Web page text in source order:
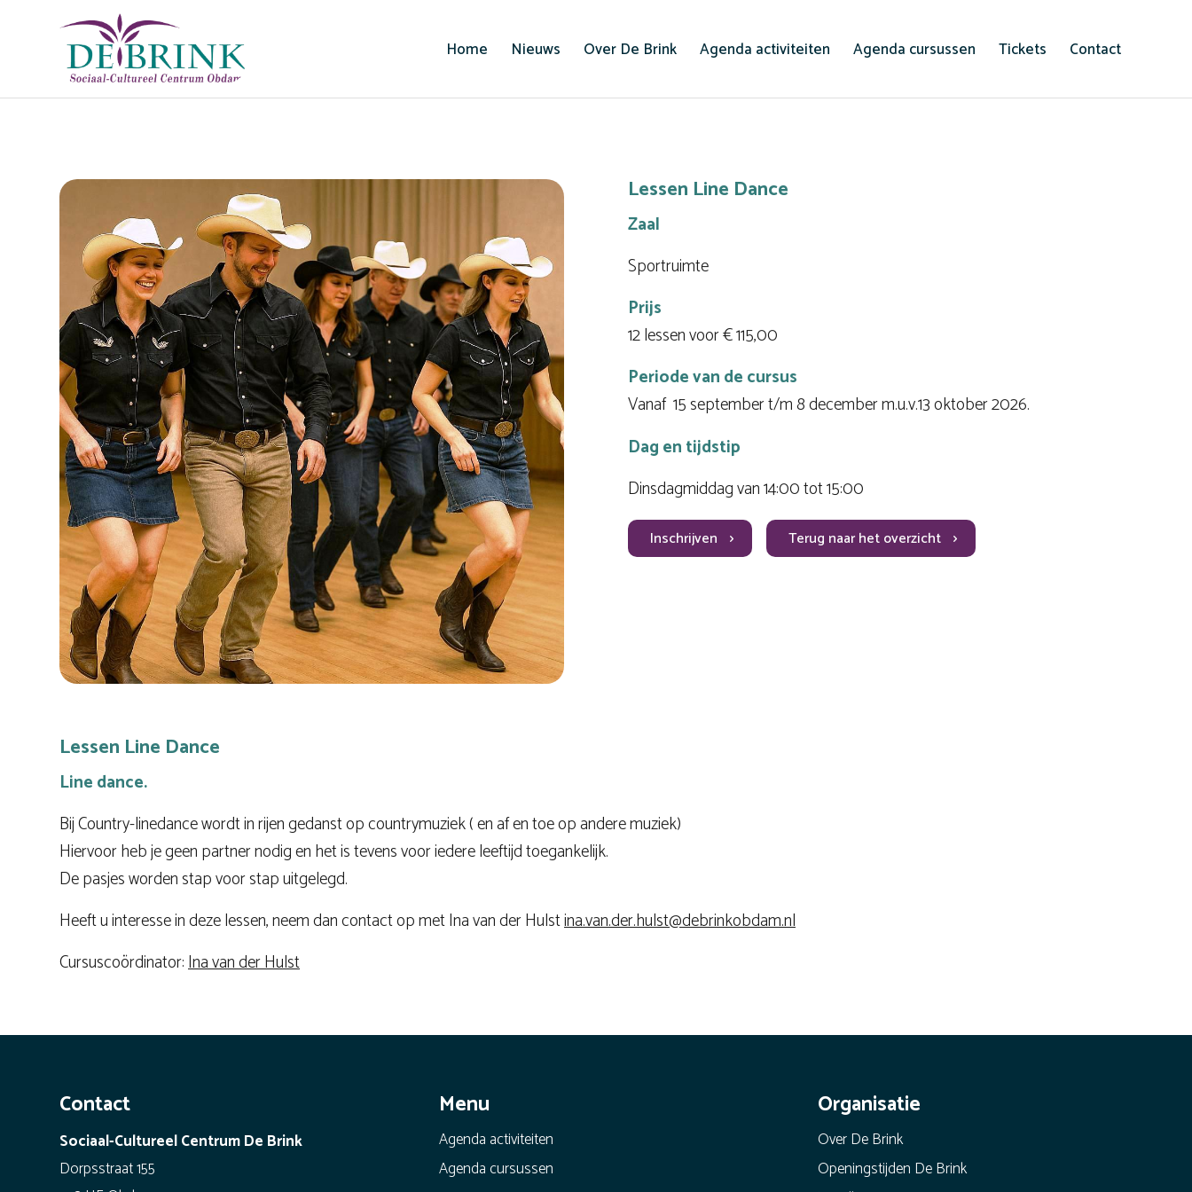
Home Nieuws Over De Brink Agenda activiteiten Agenda cursussen Tickets Contact
Lessen Line Dance
Zaal
Sportruimte
Prijs
12 lessen voor € 115,00
Periode van de cursus
Vanaf 15 september t/m 8 december m.u.v.13 oktober 2026.
Dag en tijdstip
Dinsdagmiddag van 14:00 tot 15:00
Inschrijven Terug naar het overzicht
Lessen Line Dance
Line dance.
Bij Country-linedance wordt in rijen gedanst op countrymuziek ( en af en toe op andere muziek)
Hiervoor heb je geen partner nodig en het is tevens voor iedere leeftijd toegankelijk.
De pasjes worden stap voor stap uitgelegd.
Heeft u interesse in deze lessen, neem dan contact op met Ina van der Hulstina.van.der.hulst@debrinkobdam.nl
Cursuscoördinator:Ina van der Hulst
Contact
Sociaal-Cultureel Centrum De Brink
Dorpsstraat 155
Menu
Agenda activiteiten
Agenda cursussen
Organisatie
Over De Brink
Openingstijden De Brink